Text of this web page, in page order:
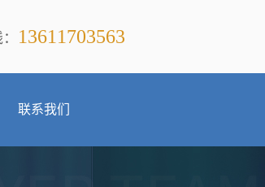
13611703563
联系我们